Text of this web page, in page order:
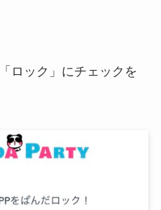
ロック」にチェックを